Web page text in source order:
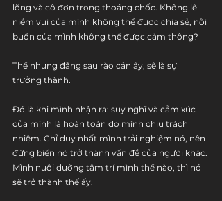
lõng và cô đơn trong thoáng chốc. Không lẽ
niềm vui của mình không thể được chia sẻ, nỗi
buồn của mình không thể được cảm thông?
Thế nhưng đằng sau rào cản ấy, sẽ là sự
trưởng thành.
Đó là khi mình nhận ra: suy nghĩ và cảm xúc
của mình là hoàn toàn do mình chịu trách
nhiệm. Chỉ duy nhất mình trải nghiệm nó, nên
đừng biến nó trở thành vấn đề của người khác.
Mình nuôi dưỡng tâm trí mình thế nào, thì nó
sẽ trở thành thế ấy.